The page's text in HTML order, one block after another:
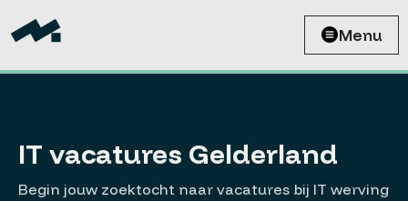
Menu
IT vacatures Gelderland
Begin jouw zoektocht naar vacatures bij IT werving